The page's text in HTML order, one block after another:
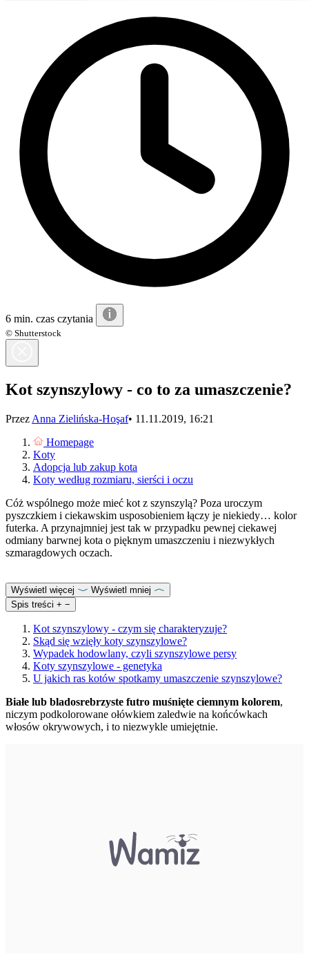
6 min. czas czytania
© Shutterstock
Kot szynszylowy - co to za umaszczenie?
Przez Anna Zielińska-Hoşaf• 11.11.2019, 16:21
Homepage
Koty
Adopcja lub zakup kota
Koty według rozmiaru, sierści i oczu
Cóż wspólnego może mieć kot z szynszylą? Poza uroczym
pyszczkiem i ciekawskim usposobieniem łączy je niekiedy… kolor
futerka. A przynajmniej jest tak w przypadku pewnej ciekawej
odmiany barwnej kota o pięknym umaszczeniu i niezwykłych
szmaragdowych oczach.
Wyświetl więcej
Wyświetl mniej
Spis treści + −
Kot szynszylowy - czym się charakteryzuje?
Skąd się wzięły koty szynszylowe?
Wypadek hodowlany, czyli szynszylowe persy
Koty szynszylowe - genetyka
U jakich ras kotów spotkamy umaszczenie szynszylowe?
Białe lub bladosrebrzyste futro muśnięte ciemnym kolorem,
niczym podkolorowane ołówkiem zaledwie na końcówkach
włosów okrywowych, i to niezwykle umiejętnie.